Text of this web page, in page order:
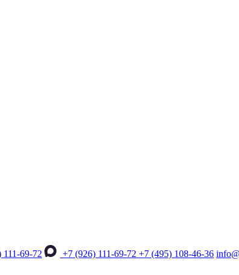
111-69-72 +7 (926) 111-69-72 +7 (495) 108-46-36